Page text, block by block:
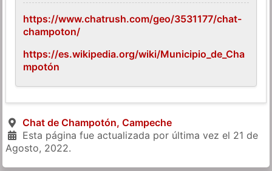
https://www.chatrush.com/geo/3531177/chat-
champoton/
https://es.wikipedia.org/wiki/Municipio_de_Cha
mpotón
Chat de Champotón, Campeche
Esta página fue actualizada por última vez el 21 de
Agosto, 2022.